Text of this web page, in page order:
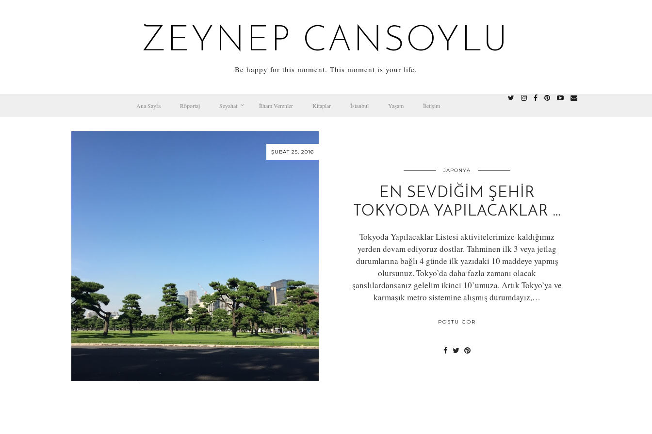
ZEYNEP CANSOYLU
Be happy for this moment. This moment is your life.
Ana Sayfa Röportaj Seyahat İlham Verenler Kitaplar İstanbul Yaşam İletişim
ŞUBAT 25, 2016
JAPONYA
EN SEVDIĞIM ŞEHIR
TOKYODA YAPILACAKLAR …
Tokyoda Yapılacaklar Listesi aktivitelerimize kaldığımız
yerden devam ediyoruz dostlar. Tahminen ilk 3 veya jetlag
durumlarına bağlı 4 günde ilk yazıdaki 10 maddeye yapmış
olursunuz. Tokyo’da daha fazla zamanı olacak
şanslılardansanız gelelim ikinci 10’umuza. Artık Tokyo’ya ve
karmaşık metro sistemine alışmış durumdayız,…
POSTU GÖR